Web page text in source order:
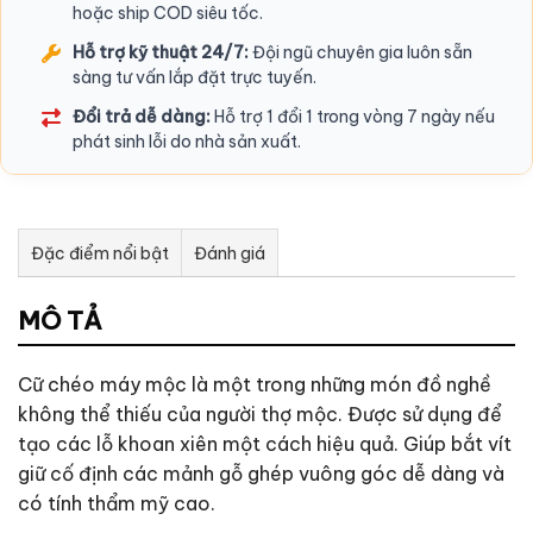
hoặc ship COD siêu tốc.
Hỗ trợ kỹ thuật 24/7:Đội ngũ chuyên gia luôn sẵn
sàng tư vấn lắp đặt trực tuyến.
Đổi trả dễ dàng:Hỗ trợ 1 đổi 1 trong vòng 7 ngày nếu
phát sinh lỗi do nhà sản xuất.
Đặc điểm nổi bật Đánh giá
Tư vấn & bán hàng qua Facebook
MÔ TẢ
Cữ chéo máy mộc là một trong những món đồ nghề
không thể thiếu của người thợ mộc. Được sử dụng để
tạo các lỗ khoan xiên một cách hiệu quả. Giúp bắt vít
giữ cố định các mảnh gỗ ghép vuông góc dễ dàng và
có tính thẩm mỹ cao.